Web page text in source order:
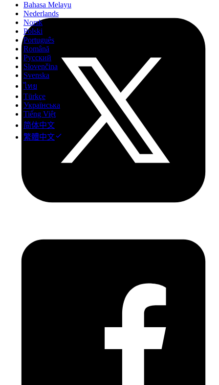
Bahasa Melayu
Nederlands
Norsk
Polski
Português
Română
Русский
Slovenčina
Svenska
ไทย
Türkçe
Українська
Tiếng Việt
简体中文
繁體中文